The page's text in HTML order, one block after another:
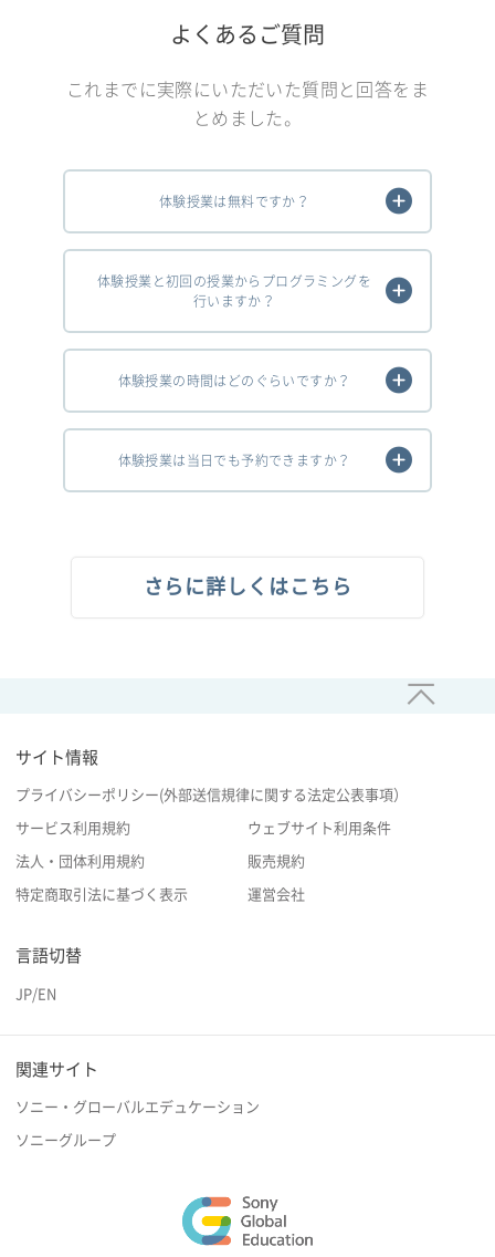
よくあるご質問
これまでに実際にいただいた質問と回答をま
とめました。
体験授業は無料ですか？
体験授業と初回の授業からプログラミングを
行いますか？
体験授業の時間はどのぐらいですか？
体験授業は当日でも予約できますか？
さらに詳しくはこちら
サイト情報
プライバシーポリシー(外部送信規律に関する法定公表事項）
サービス利用規約 ウェブサイト利用条件
法人・団体利用規約 販売規約
特定商取引法に基づく表示 運営会社
言語切替
JP/EN
関連サイト
ソニー・グローバルエデュケーション
ソニーグループ